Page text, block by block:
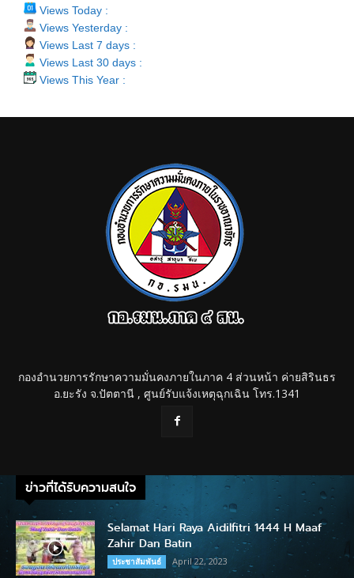
Views Today :
Views Yesterday :
Views Last 7 days :
Views Last 30 days :
Views This Year :
กองอำนวยการรักษาความมั่นคงภายในภาค 4 ส่วนหน้า ค่ายสิรินธร
อ.ยะรัง จ.ปัตตานี , ศูนย์รับแจ้งเหตุฉุกเฉิน โทร.1341
ข่าวที่ได้รับความสนใจ
Selamat Hari Raya Aidilfitri 1444 H Maaf
Zahir Dan Batin
ประชาสัมพันธ์ April 22, 2023